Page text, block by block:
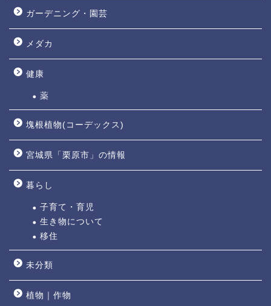
ガーデニング・園芸
メダカ
健康
薬
塊根植物(コーデックス)
宮城県「栗原市」の情報
暮らし
子育て・育児
生き物について
移住
未分類
植物｜作物